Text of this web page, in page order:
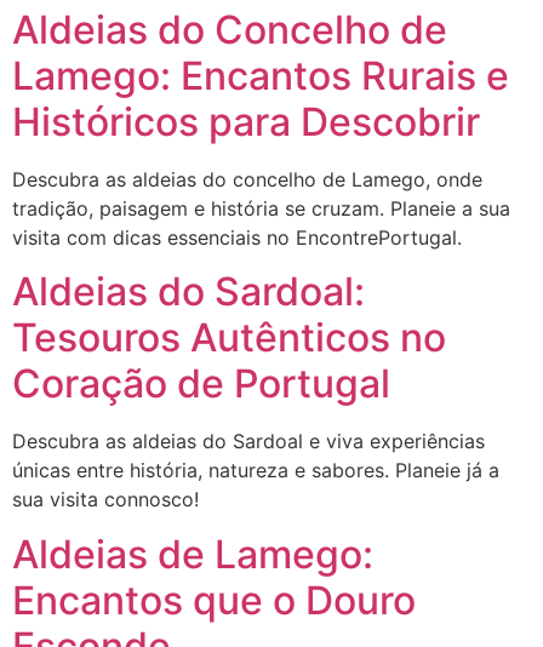
Aldeias do Concelho de
Lamego: Encantos Rurais e
Históricos para Descobrir
Descubra as aldeias do concelho de Lamego, onde
tradição, paisagem e história se cruzam. Planeie a sua
visita com dicas essenciais no EncontrePortugal.
Aldeias do Sardoal:
Tesouros Autênticos no
Coração de Portugal
Descubra as aldeias do Sardoal e viva experiências
únicas entre história, natureza e sabores. Planeie já a
sua visita connosco!
Aldeias de Lamego:
Encantos que o Douro